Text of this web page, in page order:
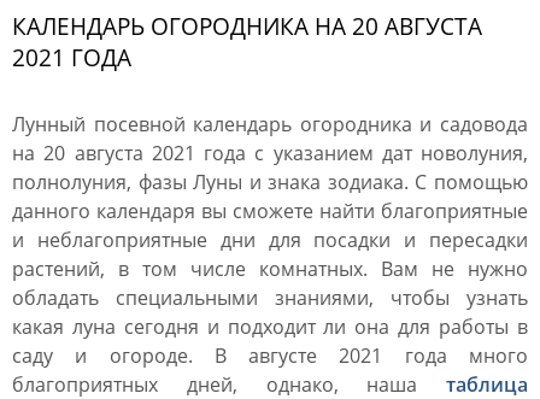
КАЛЕНДАРЬ ОГОРОДНИКА НА 20 АВГУСТА
2021 ГОДА
Лунный посевной календарь огородника и садовода
на 20 августа 2021 года с указанием дат новолуния,
полнолуния, фазы Луны и знака зодиака. С помощью
данного календаря вы сможете найти благоприятные
и неблагоприятные дни для посадки и пересадки
растений, в том числе комнатных. Вам не нужно
обладать специальными знаниями, чтобы узнать
какая луна сегодня и подходит ли она для работы в
саду и огороде. В августе 2021 года много
благоприятных дней, однако, наша таблица